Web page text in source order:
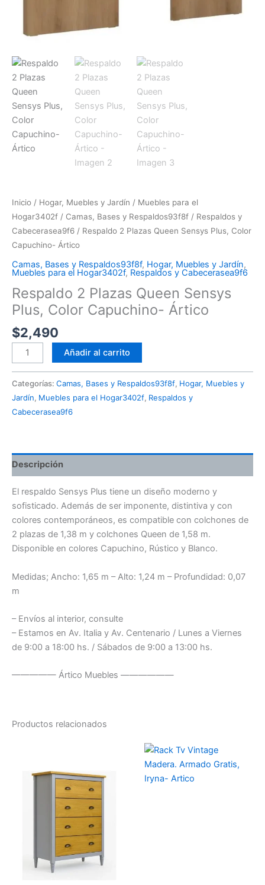
Inicio / Hogar, Muebles y Jardín / Muebles para el
Hogar3402f / Camas, Bases y Respaldos93f8f / Respaldos y
Cabecerasea9f6 / Respaldo 2 Plazas Queen Sensys Plus, Color
Capuchino- Ártico
Camas, Bases y Respaldos93f8f, Hogar, Muebles y Jardín,
Muebles para el Hogar3402f, Respaldos y Cabecerasea9f6
Respaldo 2 Plazas Queen Sensys
Plus, Color Capuchino- Ártico
$2,490
Añadir al carrito
Categorías: Camas, Bases y Respaldos93f8f, Hogar, Muebles y
Jardín, Muebles para el Hogar3402f, Respaldos y
Cabecerasea9f6
Descripción
El respaldo Sensys Plus tiene un diseño moderno y
sofisticado. Además de ser imponente, distintiva y con
colores contemporáneos, es compatible con colchones de
2 plazas de 1,38 m y colchones Queen de 1,58 m.
Disponible en colores Capuchino, Rústico y Blanco.
Medidas; Ancho: 1,65 m – Alto: 1,24 m – Profundidad: 0,07
m
– Envíos al interior, consulte
– Estamos en Av. Italia y Av. Centenario / Lunes a Viernes
de 9:00 a 18:00 hs. / Sábados de 9:00 a 13:00 hs.
————— Ártico Muebles ——————
Productos relacionados